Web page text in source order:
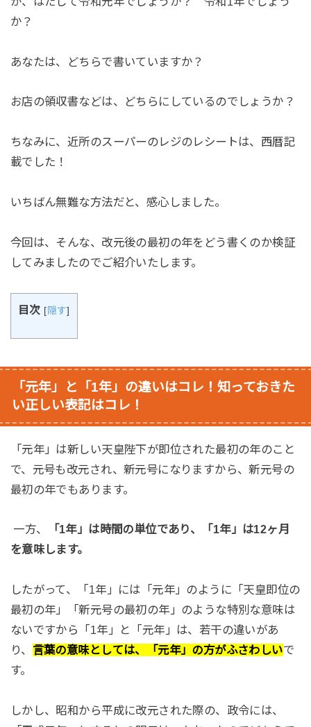
か？
あなたは、どちらで書いていますか？
お店の領収書などは、どちらにしているのでしょうか？
ちなみに、近所のスーパーのレジのレシートは、西暦記
載でした！
いちばん無難な方法だと、感心しました。
今回は、そんな、改元後の最初の年をどう書くのか検証
してみましたのでご紹介いたします。
目次 [隠す]
「元年」と「1年」の違いはコレ！知っておきた
い正しい表記はコレ！
「元年」は新しい天皇陛下が即位された最初の年のこと
で、元号も改元され、新元号になりますから、新元号の
最初の年でもあります。
一方、
「1年」は時間の単位であり、「1年」は12ヶ月
を意味します。
したがって、「1年」には「元年」のように「天皇即位の
最初の年」「新元号の最初の年」のような特別な意味は
ないですから「1年」と「元年」は、若干の違いがあ
り、 言葉の意味としては、「元年」の方がふさわしいで
す。
しかし、昭和から平成に改元された際の、政令には、